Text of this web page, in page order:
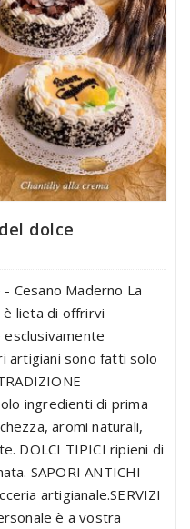
dolce
Cesano Maderno La
è lieta di offrirvi
artigiani sono fatti solo
ingredienti di prima
aromi naturali,
DOLCI TIPICI ripieni di
SAPORI ANTICHI
artigianale.SERVIZI
è a vostra